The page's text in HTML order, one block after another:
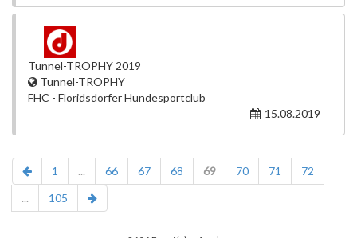
Tunnel-TROPHY 2019
Tunnel-TROPHY
FHC - Floridsdorfer Hundesportclub
15.08.2019
1 ... 66 67 68 69 70 71
72
...
105